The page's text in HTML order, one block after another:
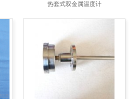
热套式双金属温度计